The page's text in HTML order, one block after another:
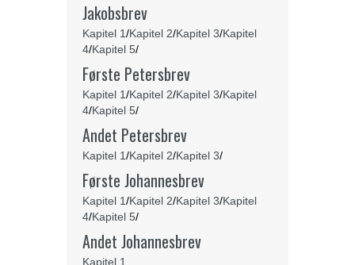
Jakobsbrev
Kapitel 1/Kapitel 2/Kapitel 3/Kapitel
4/Kapitel 5/
Første Petersbrev
Kapitel 1/Kapitel 2/Kapitel 3/Kapitel
4/Kapitel 5/
Andet Petersbrev
Kapitel 1/Kapitel 2/Kapitel 3/
Første Johannesbrev
Kapitel 1/Kapitel 2/Kapitel 3/Kapitel
4/Kapitel 5/
Andet Johannesbrev
Kapitel 1